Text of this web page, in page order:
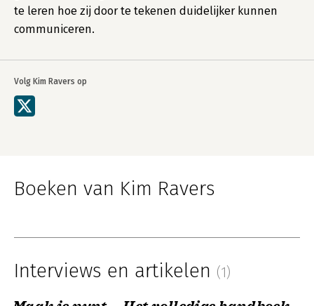
Volg Kim Ravers op
te leren hoe zij door te tekenen duidelijker kunnen
communiceren.
Boeken van Kim Ravers
Interviews en artikelen (1)